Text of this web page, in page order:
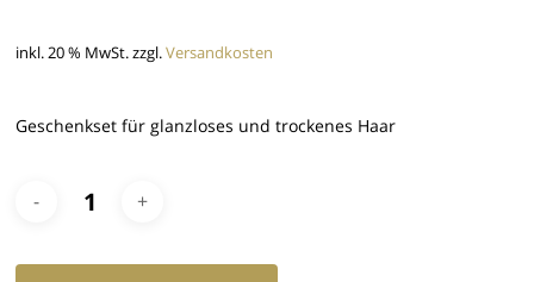
54,60 €
ist:
inkl. 20 % MwSt. zzgl.Versandkosten
Geschenkset für glanzloses und trockenes Haar